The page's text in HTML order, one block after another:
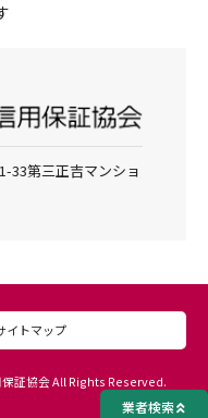
33第三正吉マンショ
イトマップ
証協会 All Rights Reserved.
業者検索